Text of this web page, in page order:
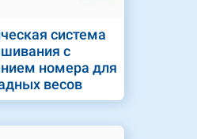
система
с
номера для
весов